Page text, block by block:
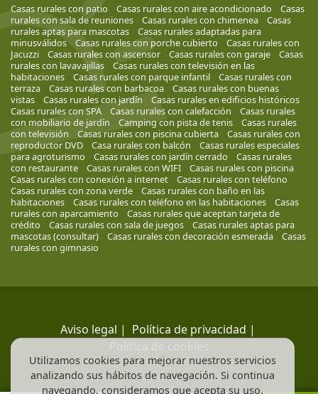
Casas rurales con patio Casas rurales con aire acondicionado
Casas
rurales con sala de reuniones
Casas rurales con chimenea
Casas
rurales aptas para mascotas
Casas rurales adaptadas para
minusválidos
Casas rurales con porche cubierto
Casas rurales con
Jacuzzi
Casas rurales con ascensor Casas rurales con garaje
Casas
rurales con lavavajillas
Casas rurales con televisión en las
habitaciones
Casas rurales con parque infantil
Casas rurales con
terraza
Casas rurales con barbacoa
Casas rurales con buenas
vistas
Casas rurales con jardín
Casas rurales en edificios históricos
Casas rurales con SPA
Casas rurales con calefacción
Casas rurales
con mobiliario de jardín
Camping con pista de tenis
Casas rurales
con televisión
Casas rurales con piscina cubierta
Casas rurales con
reproductor DVD
Casa rurales con balcón
Casas rurales especiales
para agroturismo
Casas rurales con jardín cerrado
Casas rurales
con restaurante
Casas rurales con WIFI
Casas rurales con piscina
Casas rurales con conexión a internet
Casas rurales con teléfono
Casas rurales con zona verde
Casas rurales con baño en las
habitaciones
Casas rurales con teléfono en las habitaciones
Casas
rurales con aparcamiento
Casas rurales que aceptan tarjeta de
crédito
Casas rurales con sala de juegos
Casas rurales aptas para
mascotas (consultar)
Casas rurales con decoración esmerada
Casas
rurales con gimnasio
Aviso legal | Política de privacidad |
Política de cookies
Utilizamos cookies para mejorar nuestros servicios
analizando sus hábitos de navegación. Si continua
navegando, consideramos que acepta su uso.